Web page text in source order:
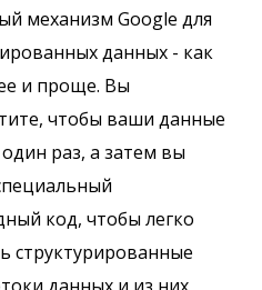
механизм Google для
данных - как
и проще. Вы
чтобы ваши данные
раз, а затем вы
код, чтобы легко
структурированные